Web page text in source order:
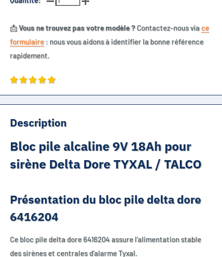
📩Vous ne trouvez pas votre modèle ?Contactez-nous viace
formulaire : nous vous aidons à identifier la bonne référence
rapidement.
Description
Bloc pile alcaline 9V 18Ah pour
sirène Delta Dore TYXAL / TALCO
Présentation du bloc pile delta dore
6416204
Ce bloc pile delta dore 6416204 assure l’alimentation stable
des sirènes et centrales d’alarme Tyxal.